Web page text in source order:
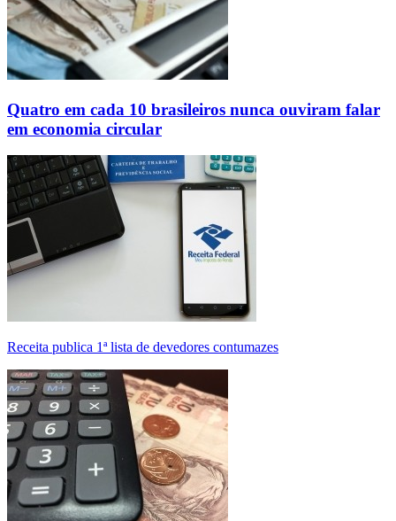
Quatro em cada 10 brasileiros nunca ouviram falar
em economia circular
Receita publica 1ª lista de devedores contumazes